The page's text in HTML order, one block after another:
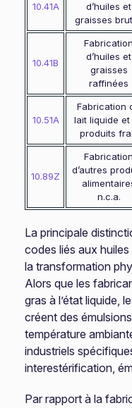
10.41A
d’huiles et
graisses
10.41B
Fabrication
d’huiles et
graisses
raffinées
10.51A
Fabrication
lait liquide et
produits
10.89Z
Fabrication
d’autres
n.c.a.
La principale
codes liés aux
la transformation
Alors que les
gras à l’état liquide,
créent des
température
industriels
interestérification,
Par rapport à la